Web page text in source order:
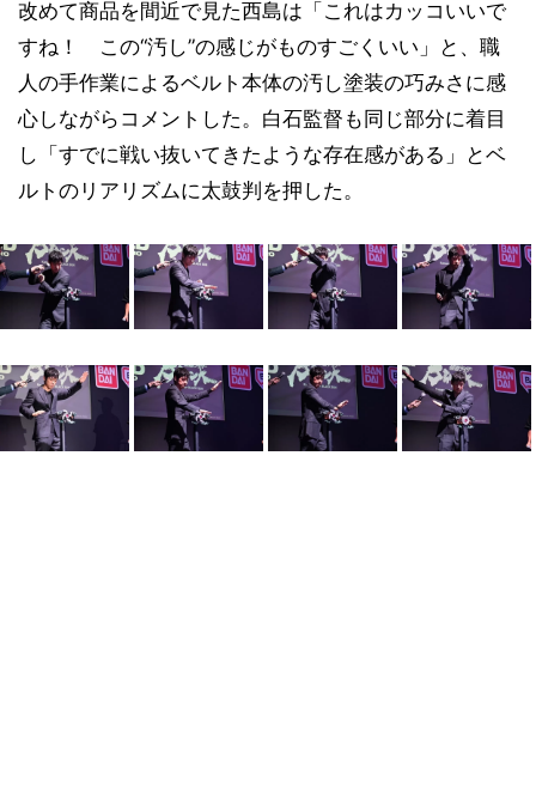
改めて商品を間近で見た西島は「これはカッコいいで
すね！ この“汚し”の感じがものすごくいい」と、職
人の手作業によるベルト本体の汚し塗装の巧みさに感
心しながらコメントした。白石監督も同じ部分に着目
し「すでに戦い抜いてきたような存在感がある」とベ
ルトのリアリズムに太鼓判を押した。